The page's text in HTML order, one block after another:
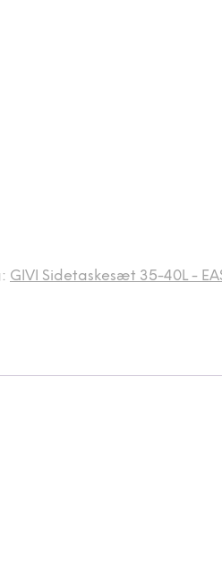
GIVI Sidetaskesæt 35-40L -